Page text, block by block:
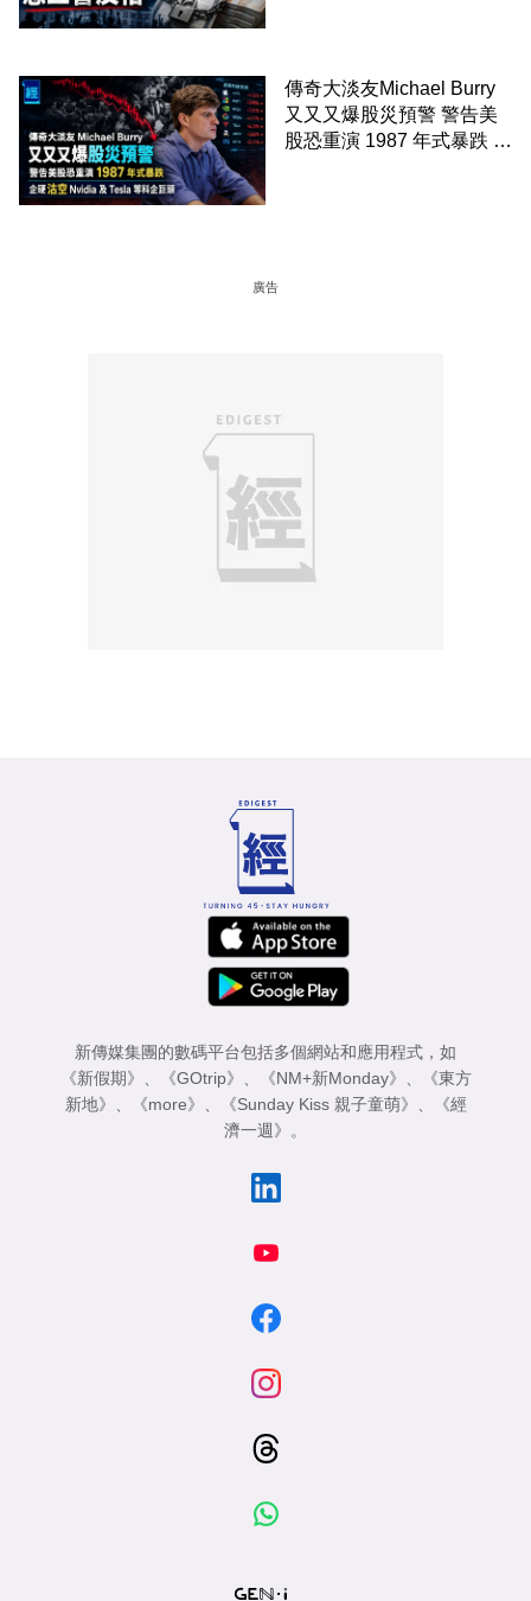
傳奇大淡友Michael Burry
又又又爆股災預警 警告美
股恐重演 1987 年式暴跌 企
廣告
新傳媒集團的數碼平台包括多個網站和應用程式，如
《新假期》
《GOtrip》 《NM+新Monday》
《東方
新地》
《more》 《Sunday Kiss 親子童萌》
《經
濟一週》
。